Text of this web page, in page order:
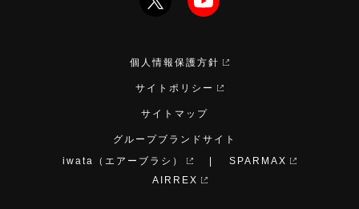
個人情報保護方針
サイトポリシー
サイトマップ
グループブランドサイト
iwata（エアーブラシ）
SPARMAX
AIRREX